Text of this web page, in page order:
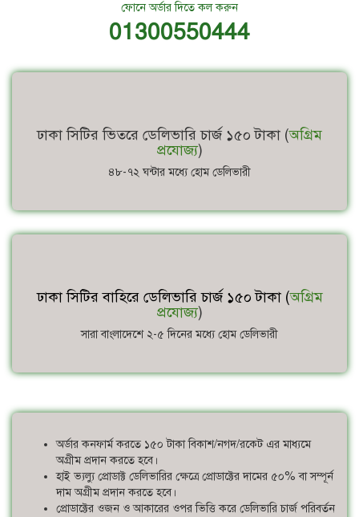
ফোনে অর্ডার দিতে কল করুন
01300550444
ঢাকা সিটির ভিতরে ডেলিভারি চার্জ ১৫০ টাকা (অগ্রিম
প্রযোজ্য)
৪৮-৭২ ঘন্টার মধ্যে হোম ডেলিভারী
ঢাকা সিটির বাহিরে ডেলিভারি চার্জ ১৫০ টাকা (অগ্রিম
প্রযোজ্য)
সারা বাংলাদেশে ২-৫ দিনের মধ্যে হোম ডেলিভারী
অর্ডার কনফার্ম করতে ১৫০ টাকা বিকাশ/নগদ/রকেট এর মাধ্যমে
অগ্রীম প্রদান করতে হবে।
হাই ভ্যল্যু প্রোডাক্ট ডেলিভারির ক্ষেত্রে প্রোডাক্টের দামের ৫০% বা সম্পূর্ন
দাম অগ্রীম প্রদান করতে হবে।
প্রোডাক্টের ওজন ও আকারের ওপর ভিত্তি করে ডেলিভারি চার্জ পরিবর্তন